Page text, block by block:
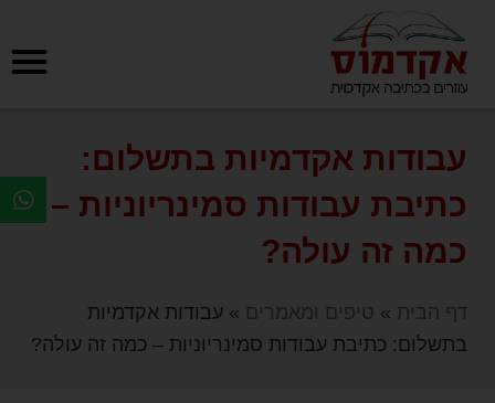
עבודות אקדמיות בתשלום:
כתיבת עבודות סמינריוניות –
כמה זה עולה?
דף הבית » טיפים ומאמרים » עבודות אקדמיות
בתשלום: כתיבת עבודות סמינריוניות – כמה זה עולה?